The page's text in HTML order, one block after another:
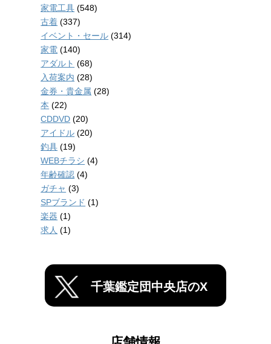
家電工具 (548)
古着 (337)
イベント・セール (314)
家電 (140)
アダルト (68)
入荷案内 (28)
金券・貴金属 (28)
本 (22)
CDDVD (20)
アイドル (20)
釣具 (19)
WEBチラシ (4)
年齢確認 (4)
ガチャ (3)
SPブランド (1)
楽器 (1)
求人 (1)
千葉鑑定団中央店のX